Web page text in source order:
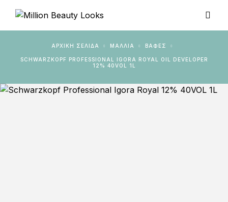
ΑΡΧΙΚΉ ΣΕΛΊΔΑ ΜΑΛΛΙΑ ΒΑΦΈΣ
SCHWARZKOPF PROFESSIONAL IGORA ROYAL OIL DEVELOPER
12% 40VOL 1L